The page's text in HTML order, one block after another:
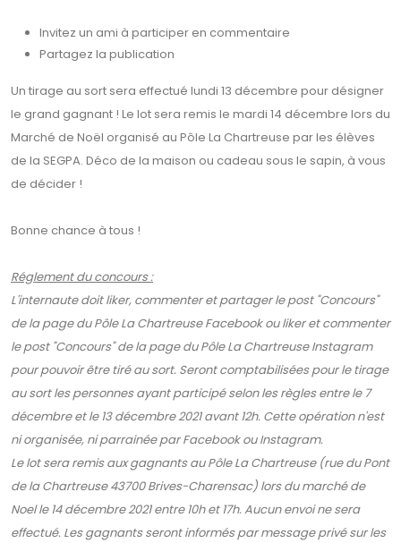
Invitez un ami à participer en commentaire
Partagez la publication
Un tirage au sort sera effectué lundi 13 décembre pour désigner
le grand gagnant ! Le lot sera remis le mardi 14 décembre lors du
Marché de Noël organisé au Pôle La Chartreuse par les élèves
de la SEGPA. Déco de la maison ou cadeau sous le sapin, à vous
de décider !
Bonne chance à tous !
Réglement du concours :
L'internaute doit liker, commenter et partager le post "Concours"
de la page du Pôle La Chartreuse Facebook ou liker et commenter
le post "Concours" de la page du Pôle La Chartreuse Instagram
pour pouvoir être tiré au sort. Seront comptabilisées pour le tirage
au sort les personnes ayant participé selon les règles entre le 7
décembre et le 13 décembre 2021 avant 12h. Cette opération n'est
ni organisée, ni parrainée par Facebook ou Instagram.
Le lot sera remis aux gagnants au Pôle La Chartreuse (rue du Pont
de la Chartreuse 43700 Brives-Charensac) lors du marché de
Noel le 14 décembre 2021 entre 10h et 17h. Aucun envoi ne sera
effectué. Les gagnants seront informés par message privé sur les